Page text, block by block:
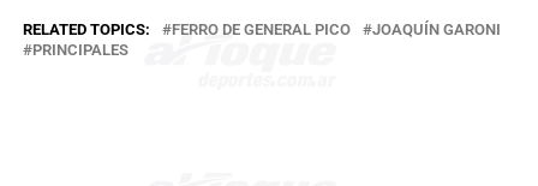
RELATED TOPICS: FERRO DE GENERAL PICO
JOAQUÍN GARONI
PRINCIPALES